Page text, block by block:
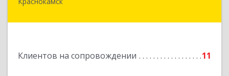
Клиентов на сопровождении 11